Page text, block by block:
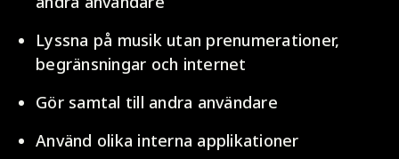
Lyssna på musik utan prenumerationer,
begränsningar och internet
Gör samtal till andra användare
Använd olika interna applikationer